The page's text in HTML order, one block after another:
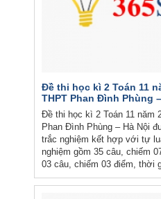
Đề thi học kì 2 Toán 11
THPT Phan Đình Phùng
Đề thi học kì 2 Toán 11 năm
Phan Đình Phùng – Hà Nội
trắc nghiệm kết hợp với tự
nghiệm gồm 35 câu, chiếm
03 câu, chiếm 03 điểm, thời